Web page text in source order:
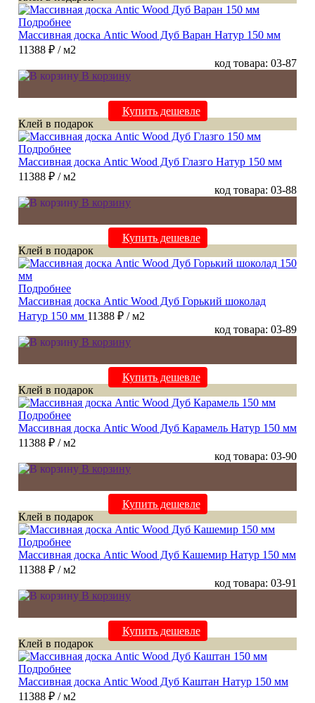
Подробнее
Массивная доска Antic Wood Дуб Варан Натур 150 мм
11388 ₽ / м2
код товара: 03-87
В корзину
Купить дешевле
Клей в подарок
Подробнее
Массивная доска Antic Wood Дуб Глазго Натур 150 мм
11388 ₽ / м2
код товара: 03-88
В корзину
Купить дешевле
Клей в подарок
Подробнее
Массивная доска Antic Wood Дуб Горький шоколад
Натур 150 мм 11388 ₽ / м2
код товара: 03-89
В корзину
Купить дешевле
Клей в подарок
Подробнее
Массивная доска Antic Wood Дуб Карамель Натур 150 мм
11388 ₽ / м2
код товара: 03-90
В корзину
Купить дешевле
Клей в подарок
Подробнее
Массивная доска Antic Wood Дуб Кашемир Натур 150 мм
11388 ₽ / м2
код товара: 03-91
В корзину
Купить дешевле
Клей в подарок
Подробнее
Массивная доска Antic Wood Дуб Каштан Натур 150 мм
11388 ₽ / м2